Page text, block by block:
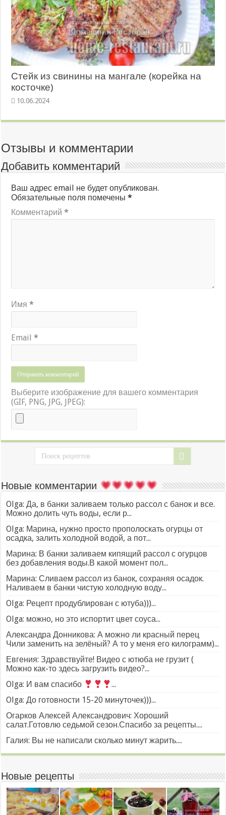
Стейк из свинины на мангале (корейка на
косточке)
10.06.2024
Отзывы и комментарии
Добавить комментарий
Ваш адрес email не будет опубликован.
Обязательные поля помечены*
Комментарий*
Имя*
Email*
Выберите изображение для вашего комментария
(GIF, PNG, JPG, JPEG):
Новые комментарии
Olga: Да, в банки заливаем только рассол с банок и все.
Можно долить чуть воды, если р...
Olga: Марина, нужно просто прополоскать огурцы от
осадка, залить холодной водой, а пот...
Марина: В банки заливаем кипящий рассол с огурцов
без добавления воды.В какой момент пол...
Марина: Сливаем рассол из банок, сохраняя осадок.
Наливаем в банки чистую холодную воду...
Olga: Рецепт продублирован с ютуба)))...
Olga: можно, но это испортит цвет соуса...
Александра Донникова: А можно ли красный перец
Чили заменить на зелёный? А то у меня его килограмм)...
Евгения: Здравствуйте! Видео с ютюба не грузит (
Можно как-то здесь загрузить видео?...
Olga: И вам спасибо
...
Olga: До готовности 15-20 минуточек)))...
Огарков Алексей Александрович: Хороший
салат.Готовлю седьмой сезон.Спасибо за рецепты....
Галия: Вы не написали сколько минут жарить....
Новые рецепты